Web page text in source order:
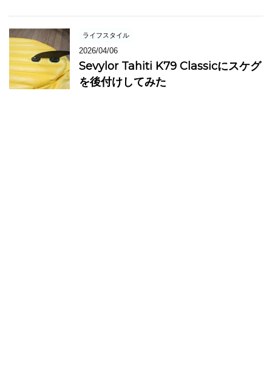
ライフスタイル
2026/04/06
Sevylor Tahiti K79 Classicにスケグ
を後付けしてみた